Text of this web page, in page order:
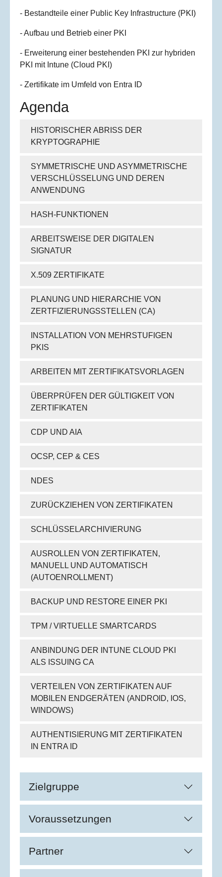
- Bestandteile einer Public Key Infrastructure (PKI)
- Aufbau und Betrieb einer PKI
- Erweiterung einer bestehenden PKI zur hybriden
PKI mit Intune (Cloud PKI)
- Zertifikate im Umfeld von Entra ID
Agenda
HISTORISCHER ABRISS DER
KRYPTOGRAPHIE
SYMMETRISCHE UND ASYMMETRISCHE
VERSCHLÜSSELUNG UND DEREN
ANWENDUNG
HASH-FUNKTIONEN
ARBEITSWEISE DER DIGITALEN
SIGNATUR
X.509 ZERTIFIKATE
PLANUNG UND HIERARCHIE VON
ZERTFIZIERUNGSSTELLEN (CA)
INSTALLATION VON MEHRSTUFIGEN
PKIS
ARBEITEN MIT ZERTIFIKATSVORLAGEN
ÜBERPRÜFEN DER GÜLTIGKEIT VON
ZERTIFIKATEN
CDP UND AIA
OCSP, CEP & CES
NDES
ZURÜCKZIEHEN VON ZERTIFIKATEN
SCHLÜSSELARCHIVIERUNG
AUSROLLEN VON ZERTIFIKATEN,
MANUELL UND AUTOMATISCH
(AUTOENROLLMENT)
BACKUP UND RESTORE EINER PKI
TPM / VIRTUELLE SMARTCARDS
ANBINDUNG DER INTUNE CLOUD PKI
ALS ISSUING CA
VERTEILEN VON ZERTIFIKATEN AUF
MOBILEN ENDGERÄTEN (ANDROID, IOS,
WINDOWS)
AUTHENTISIERUNG MIT ZERTIFIKATEN
IN ENTRA ID
Zielgruppe
Voraussetzungen
Partner